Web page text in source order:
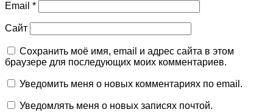
Email *
Сайт
Сохранить моё имя, email и адрес сайта в этом
браузере для последующих моих комментариев.
Уведомить меня о новых комментариях по email.
Уведомлять меня о новых записях почтой.